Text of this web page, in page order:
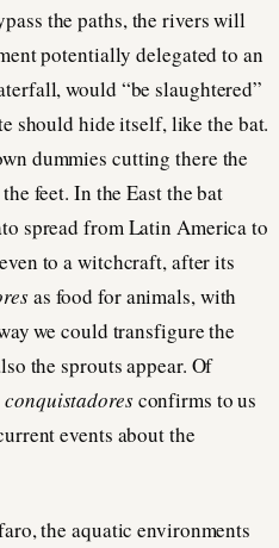
the paths, the rivers will
potentially delegated to an
would “be slaughtered”
should hide itself, like the bat.
dummies cutting there the
feet. In the East the bat
spread from Latin America to
to a witchcraft, after its
as food for animals, with
we could transfigure the
the sprouts appear. Of
conquistadoresconfirms to us
events about the
the aquatic environments